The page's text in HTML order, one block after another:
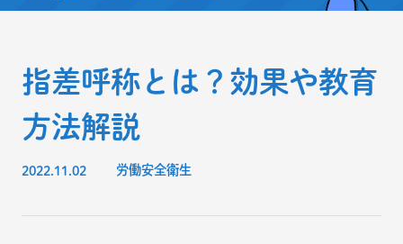
指差呼称とは？効果や教育
方法解説
2022.11.02 労働安全衛生